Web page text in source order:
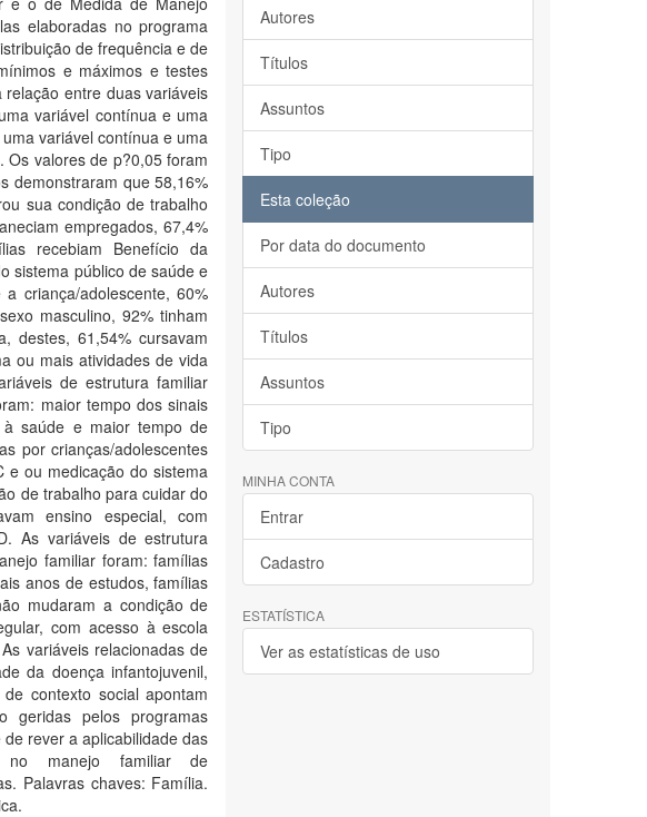
elaboradas no programa
de frequência e de
e máximos e testes
entre duas variáveis
variável contínua e uma
variável contínua e uma
Os valores de p?0,05 foram
demonstraram que 58,16%
sua condição de trabalho
empregados, 67,4%
recebiam Benefício da
sistema público de saúde e
criança/adolescente, 60%
masculino, 92% tinham
destes, 61,54% cursavam
ou mais atividades de vida
de estrutura familiar
maior tempo dos sinais
à saúde e maior tempo de
por crianças/adolescentes
e ou medicação do sistema
de trabalho para cuidar do
ensino especial, com
As variáveis de estrutura
familiar foram: famílias
anos de estudos, famílias
mudaram a condição de
com acesso à escola
variáveis relacionadas de
da doença infantojuvenil,
contexto social apontam
geridas pelos programas
rever a aplicabilidade das
no manejo familiar de
Palavras chaves: Família.
Autores
Títulos
Assuntos
Tipo
Esta coleção
Por data do documento
Autores
Títulos
Assuntos
Tipo
MINHA CONTA
Entrar
Cadastro
ESTATÍSTICA
Ver as estatísticas de uso